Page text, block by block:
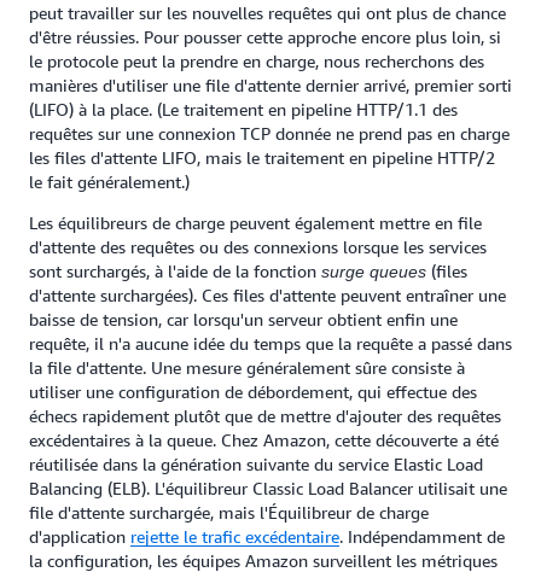
peut travailler sur les nouvelles requêtes qui ont plus de chance
d'être réussies. Pour pousser cette approche encore plus loin, si
le protocole peut la prendre en charge, nous recherchons des
manières d'utiliser une file d'attente dernier arrivé, premier sorti
(LIFO) à la place. (Le traitement en pipeline HTTP/1.1 des
requêtes sur une connexion TCP donnée ne prend pas en charge
les files d'attente LIFO, mais le traitement en pipeline HTTP/2
le fait généralement.)
Les équilibreurs de charge peuvent également mettre en file
d'attente des requêtes ou des connexions lorsque les services
sont surchargés, à l'aide de la fonction surge queues (files
d'attente surchargées). Ces files d'attente peuvent entraîner une
baisse de tension, car lorsqu'un serveur obtient enfin une
requête, il n'a aucune idée du temps que la requête a passé dans
la file d'attente. Une mesure généralement sûre consiste à
utiliser une configuration de débordement, qui effectue des
échecs rapidement plutôt que de mettre d'ajouter des requêtes
excédentaires à la queue. Chez Amazon, cette découverte a été
réutilisée dans la génération suivante du service Elastic Load
Balancing (ELB). L'équilibreur Classic Load Balancer utilisait une
file d'attente surchargée, mais l'Équilibreur de charge
d'application rejette le trafic excédentaire. Indépendamment de
la configuration, les équipes Amazon surveillent les métriques